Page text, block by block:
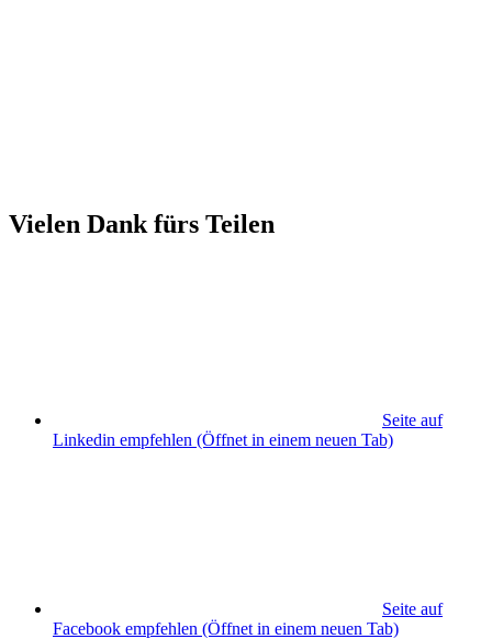
Vielen Dank fürs Teilen
Seite auf
Linkedin empfehlen (Öffnet in einem neuen Tab)
Seite auf
Facebook empfehlen (Öffnet in einem neuen Tab)